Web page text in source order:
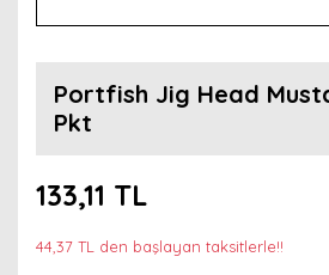
Portfish Jig Head
Pkt
133,11 TL
44,37 TL den başlayan taksitlerle!!